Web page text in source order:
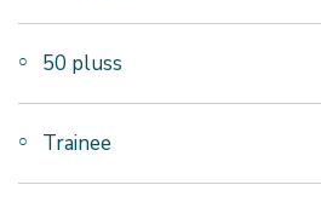
50 pluss
Trainee